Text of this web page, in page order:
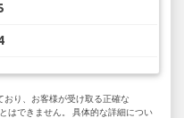
り、お客様が受け取る正確な
はできません。 具体的な詳細につい